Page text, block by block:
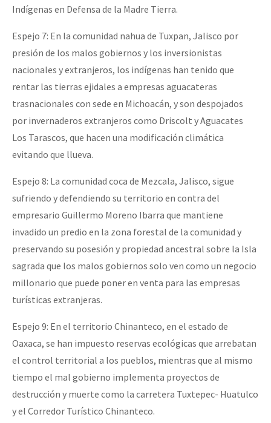
Indígenas en Defensa de la Madre Tierra.
Espejo 7: En la comunidad nahua de Tuxpan, Jalisco por
presión de los malos gobiernos y los inversionistas
nacionales y extranjeros, los indígenas han tenido que
rentar las tierras ejidales a empresas aguacateras
trasnacionales con sede en Michoacán, y son despojados
por invernaderos extranjeros como Driscolt y Aguacates
Los Tarascos, que hacen una modificación climática
evitando que llueva.
Espejo 8: La comunidad coca de Mezcala, Jalisco, sigue
sufriendo y defendiendo su territorio en contra del
empresario Guillermo Moreno Ibarra que mantiene
invadido un predio en la zona forestal de la comunidad y
preservando su posesión y propiedad ancestral sobre la Isla
sagrada que los malos gobiernos solo ven como un negocio
millonario que puede poner en venta para las empresas
turísticas extranjeras.
Espejo 9: En el territorio Chinanteco, en el estado de
Oaxaca, se han impuesto reservas ecológicas que arrebatan
el control territorial a los pueblos, mientras que al mismo
tiempo el mal gobierno implementa proyectos de
destrucción y muerte como la carretera Tuxtepec- Huatulco
y el Corredor Turístico Chinanteco.